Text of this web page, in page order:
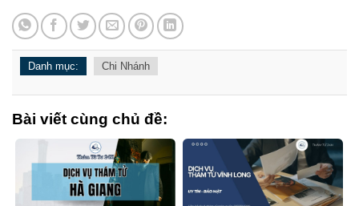
Danh mục: Chi Nhánh
Bài viết cùng chủ đề: